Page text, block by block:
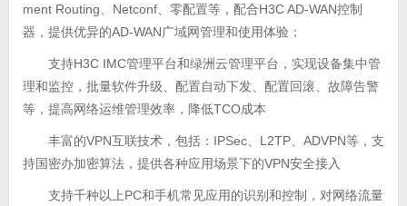
ment Routing、Netconf、零配置等，配合H3C AD-WAN控制
器，提供优异的AD-WAN广域网管理和使用体验；
支持H3C IMC管理平台和绿洲云管理平台，实现设备集中管
理和监控，批量软件升级、配置自动下发、配置回滚、故障告警
等，提高网络运维管理效率，降低TCO成本
丰富的VPN互联技术，包括：IPSec、L2TP、ADVPN等，支
持国密办加密算法，提供各种应用场景下的VPN安全接入
支持千种以上PC和手机常见应用的识别和控制，对网络流量